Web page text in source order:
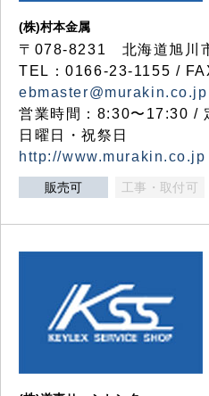
(株)村本金属
〒078-8231 北海道旭川
TEL：0166-23-1155 /
ebmaster@murakin.co.jp
営業時間：8:30〜17:30 /
日曜日・祝祭日
http://www.murakin.co.jp
販売可 工事・取付可